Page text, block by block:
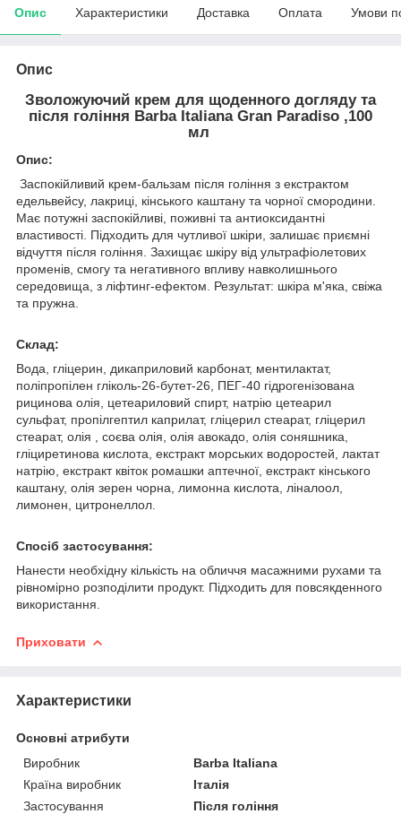
Опис Характеристики Доставка Оплата Умови
Опис
Зволожуючий крем для щоденного догляду та
після гоління Barba Italiana Gran Paradiso ,100
мл
Опис:
Заспокійливий крем-бальзам після гоління з екстрактом
едельвейсу, лакриці, кінського каштану та чорної смородини.
Має потужні заспокійливі, поживні та антиоксидантні
властивості. Підходить для чутливої шкіри, залишає приємні
відчуття після гоління. Захищає шкіру від ультрафіолетових
променів, смогу та негативного впливу навколишнього
середовища, з ліфтинг-ефектом. Результат: шкіра м'яка, свіжа
та пружна.
Склад:
Вода, гліцерин, дикаприловий карбонат, ментилактат,
поліпропілен гліколь-26-бутет-26, ПЕГ-40 гідрогенізована
рицинова олія, цетеариловий спирт, натрію цетеарил
сульфат, пропілгептил каприлат, гліцерил стеарат, гліцерил
стеарат, олія , соєва олія, олія авокадо, олія соняшника,
гліциретинова кислота, екстракт морських водоростей, лактат
натрію, екстракт квіток ромашки аптечної, екстракт кінського
каштану, олія зерен чорна, лимонна кислота, ліналоол,
лимонен, цитронеллол.
Спосіб застосування:
Нанести необхідну кількість на обличчя масажними рухами та
рівномірно розподілити продукт. Підходить для повсякденного
використання.
Приховати
Характеристики
Основні атрибути
Виробник
Barba Italiana
Країна виробник
Італія
Застосування
Після гоління